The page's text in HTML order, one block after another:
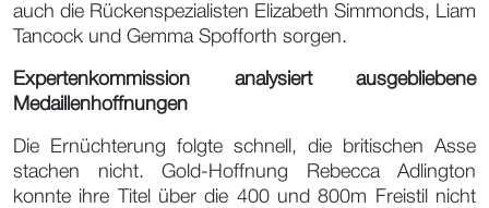
auch die Rückenspezialisten Elizabeth Simmonds, Liam
Tancock und Gemma Spofforth sorgen.
Expertenkommission analysiert ausgebliebene
Medaillenhoffnungen
Die Ernüchterung folgte schnell, die britischen Asse
stachen nicht. Gold-Hoffnung Rebecca Adlington
konnte ihre Titel über die 400 und 800m Freistil nicht